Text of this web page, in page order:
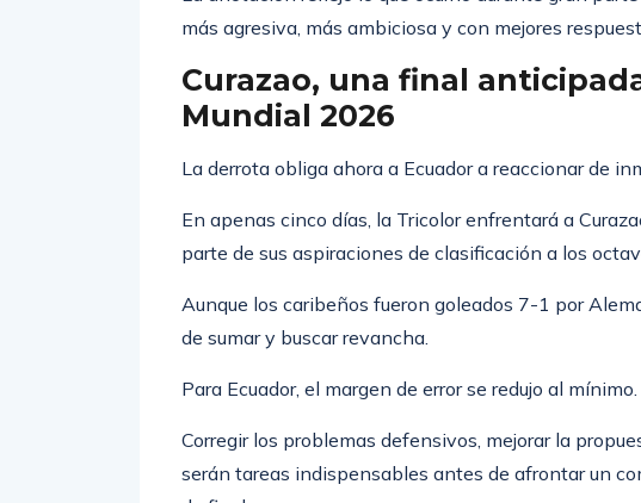
La anotación reflejó lo que ocurrió durante gran
más agresiva, más ambiciosa y con mejores
Curazao, una final
Mundial 2026
La derrota obliga ahora a Ecuador a reaccionar de
En apenas cinco días, la Tricolor enfrentará a
parte de sus aspiraciones de clasificación a los
Aunque los caribeños fueron goleados 7-1 por
de sumar y buscar revancha.
Para Ecuador, el margen de error se redujo al mínimo.
Corregir los problemas defensivos, mejorar la